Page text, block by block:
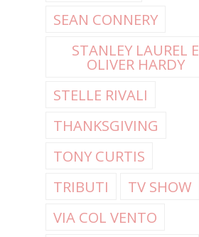
SEAN CONNERY
STANLEY LAUREL E
OLIVER HARDY
STELLE RIVALI
THANKSGIVING
TONY CURTIS
TRIBUTI
TV SHOW
VIA COL VENTO